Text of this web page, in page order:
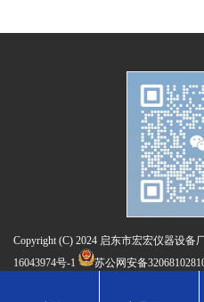
Copyright (C) 2024 启东市宏宏仪器设备
16043974号-1
苏公网安备